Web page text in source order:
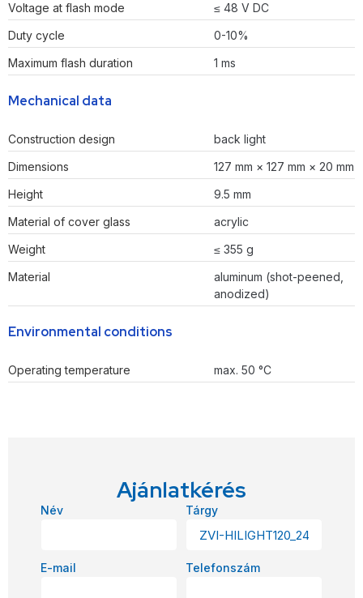
Voltage at flash mode
≤ 48 V DC
Duty cycle
0-10%
Maximum flash duration
1 ms
Mechanical data
Construction design
back light
Dimensions
127 mm × 127 mm × 20 mm
Height
9.5 mm
Material of cover glass
acrylic
Weight
≤ 355 g
Material
aluminum (shot-peened,
anodized)
Environmental conditions
Operating temperature max. 50 °C
Ajánlatkérés
Név Tárgy
E-mail Telefonszám